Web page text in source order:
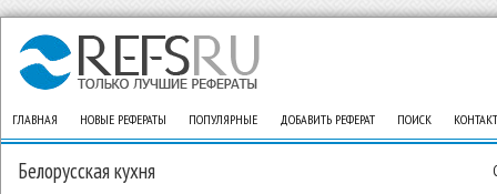
ГЛАВНАЯ НОВЫЕ РЕФЕРАТЫ ПОПУЛЯРНЫЕ ДОБАВИТЬ РЕФЕРАТ ПОИСК
Белорусская кухня